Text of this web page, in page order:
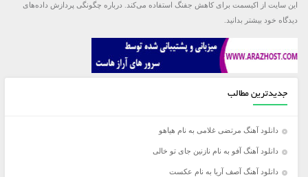
این سایت از اکیسمت برای کاهش جفنگ استفاده می‌کند. درباره چگونگی پردازش داده‌های
دیدگاه خود بیشتر بدانید.
جدیدترین مطالب
دانلود آهنگ مرتضی غلامی به نام هیاهو
دانلود آهنگ آفو به نام نازنین جای تو خالی
دانلود آهنگ آصف آریا به نام عکست